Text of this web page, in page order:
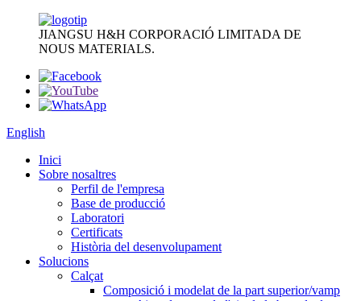
JIANGSU H&H CORPORACIÓ LIMITADA DE
NOUS MATERIALS.
English
Inici
Sobre nosaltres
Perfil de l'empresa
Base de producció
Laboratori
Certificats
Història del desenvolupament
Solucions
Calçat
Composició i modelat de la part superior/vamp